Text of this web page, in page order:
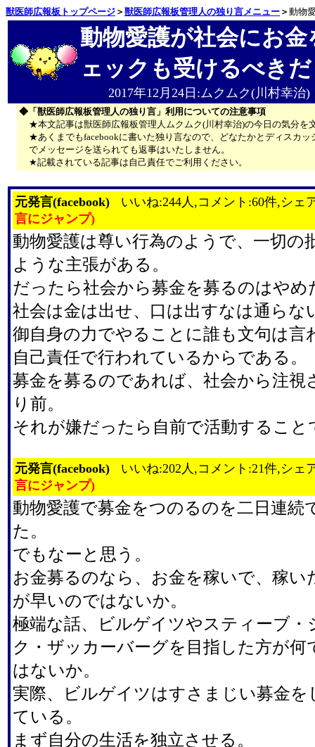
獣医師広報板トップページ ＞ 獣医師広報板管理人の独り言メニュー ＞ 動物
動物愛護が社会にお
ェックも受けるべきだ
2017年12月24日:ムクムク(川村幸治)
◆「獣医師広報板管理人の独り言」利用についての注意事項
★本文記事は獣医師広報板管理人ムクムク(川村幸治)の今日の気分を
★あくまでもfacebookに書いた独り言なので、どなたかとディスカ
でメッセージを送られても返事はいたしません。
★記載されている記事は自己責任でご利用ください。
元発言(facebook)
いいね:244人,コメント:60件,シェ
言にジャンプ)
動物愛護は尊い行為のようで、一切の
ような主張がある。
だったら社会から募金を募るのはやめ
社会は金は出せ、口は出すなは通らな
御自身の力でやることに誰も文句は言
自己責任で行われているからである。
募金を募るのであれば、社会から注視
り前。
それが嫌だったら自前で活動すること
元発言(facebook)
いいね:202人,コメント:21件,シェ
言にジャンプ)
動物愛護で募金をつのるのを二日連続
た。
でもなーと思う。
お金募るのなら、お金を稼いで、稼い
が早いのではないか。
極端な話、ビルゲイツやスティーブ・
ク・ザッカーバーグを目指した方が何
はないか。
実際、ビルゲイツはすさまじい募金を
ている。
まず自分の生活を独立させる。